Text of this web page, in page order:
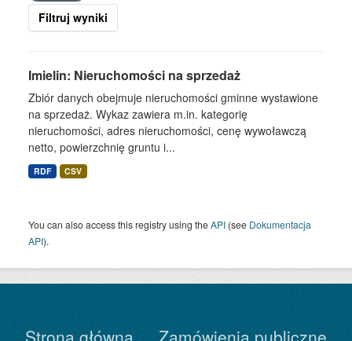
Filtruj wyniki
Imielin: Nieruchomości na sprzedaż
Zbiór danych obejmuje nieruchomości gminne wystawione
na sprzedaż. Wykaz zawiera m.in. kategorię
nieruchomości, adres nieruchomości, cenę wywoławczą
netto, powierzchnię gruntu i...
RDF CSV
You can also access this registry using theAPI (see Dokumentacja
API).
Strona główna Zamówienia publiczne